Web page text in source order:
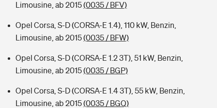
Limousine, ab 2015(0035 / BFV)
Opel Corsa, S-D (CORSA-E 1.4), 110 kW, Benzin,
Limousine, ab 2015(0035 / BFW)
Opel Corsa, S-D (CORSA-E 1.2 3T), 51 kW, Benzin,
Limousine, ab 2015(0035 / BGP)
Opel Corsa, S-D (CORSA-E 1.4 3T), 55 kW, Benzin,
Limousine, ab 2015(0035 / BGQ)